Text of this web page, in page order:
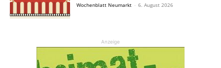
Wochenblatt Neumarkt - 6. August 2026
Anzeige